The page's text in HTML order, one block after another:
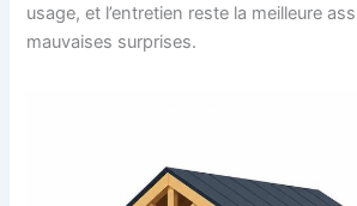
usage, et l’entretien reste la meilleure
mauvaises surprises.